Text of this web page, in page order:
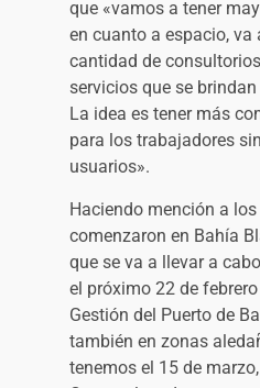
que «vamos a tener
en cuanto a espacio, va
cantidad de
servicios que se
La idea es tener más
para los trabajadores
usuarios».
Haciendo mención a
comenzaron en Bahía
que se va a llevar a
el próximo 22 de
Gestión del Puerto de
también en zonas
tenemos el 15 de